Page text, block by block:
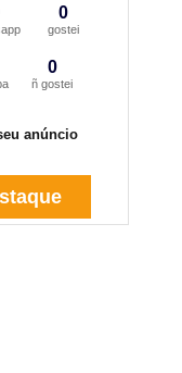
0
gostei
0
ñ gostei
anúncio